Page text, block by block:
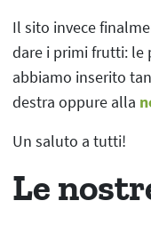
Il sito invece
dare i primi frutti: le
abbiamo inserito
destra oppure alla
Un saluto a tutti!
Le